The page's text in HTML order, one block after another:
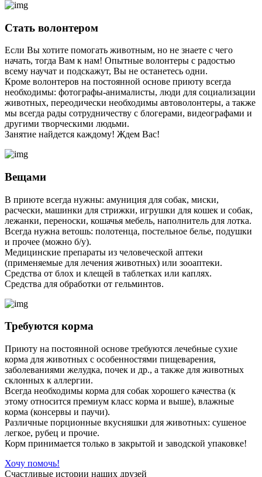
Стать волонтером
Если Вы хотите помогать животным, но не знаете с чего
начать, тогда Вам к нам! Опытные волонтеры с радостью
всему научат и подскажут, Вы не останетесь одни.
Кроме волонтеров на постоянной основе приюту всегда
необходимы: фотографы-анималисты, люди для социализации
животных, переодически необходимы автоволонтеры, а также
мы всегда рады сотрудничеству с блогерами, видеографами и
другими творческими людьми.
Занятие найдется каждому! Ждем Вас!
Вещами
В приюте всегда нужны: амуниция для собак, миски,
расчески, машинки для стрижки, игрушки для кошек и собак,
лежанки, переноски, кошачья мебель, наполнитель для лотка.
Всегда нужна ветошь: полотенца, постельное белье, подушки
и прочее (можно б/у).
Медицинские препараты из человеческой аптеки
(применяемые для лечения животных) или зооаптеки.
Средства от блох и клещей в таблетках или каплях.
Средства для обработки от гельминтов.
Требуются корма
Приюту на постоянной основе требуются лечебные сухие
корма для животных с особенностями пищеварения,
заболеваниями желудка, почек и др., а также для животных
склонных к аллергии.
Всегда необходимы корма для собак хорошего качества (к
этому относится премиум класс корма и выше), влажные
корма (консервы и паучи).
Различные порционные вкусняшки для животных: сушеное
легкое, рубец и прочие.
Корм принимается только в закрытой и заводской упаковке!
Хочу помочь!
Счастливые истории наших друзей